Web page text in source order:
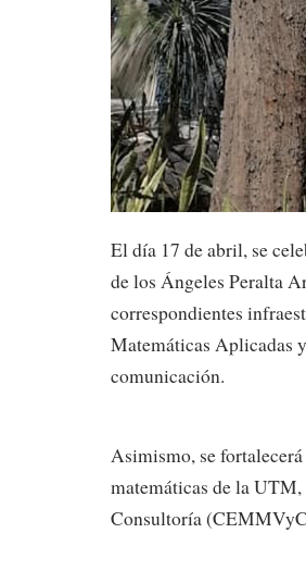
El día 17 de abril, se
de los Ángeles Peralta
correspondientes
Matemáticas Aplicadas
comunicación.
Asimismo, se
matemáticas de la
Consultoría